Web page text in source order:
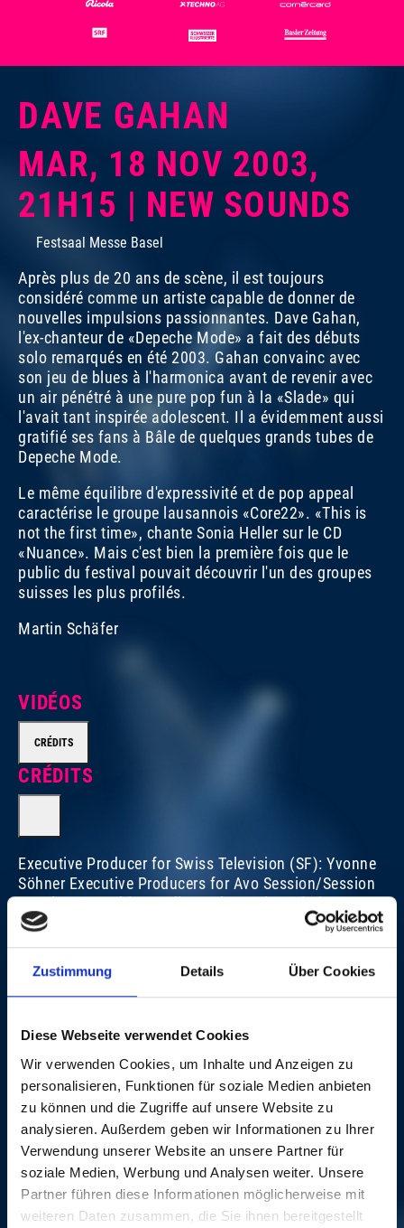
Zustimmung Details Über Cookies
Diese Webseite verwendet Cookies
Wir verwenden Cookies, um Inhalte und Anzeigen zu
personalisieren, Funktionen für soziale Medien anbieten
zu können und die Zugriffe auf unsere Website zu
analysieren. Außerdem geben wir Informationen zu Ihrer
Verwendung unserer Website an unsere Partner für
soziale Medien, Werbung und Analysen weiter. Unsere
Partner führen diese Informationen möglicherweise mit
weiteren Daten zusammen, die Sie ihnen bereitgestellt
DAVE GAHAN
MAR, 18 NOV 2003,
21H15 | NEW SOUNDS
Festsaal Messe Basel
Après plus de 20 ans de scène, il est toujours
considéré comme un artiste capable de donner de
nouvelles impulsions passionnantes. Dave Gahan,
l'ex-chanteur de «Depeche Mode» a fait des débuts
solo remarqués en été 2003. Gahan convainc avec
son jeu de blues à l'harmonica avant de revenir avec
un air pénétré à une pure pop fun à la «Slade» qui
l'avait tant inspirée adolescent. Il a évidemment aussi
gratifié ses fans à Bâle de quelques grands tubes de
Depeche Mode.
Le même équilibre d'expressivité et de pop appeal
caractérise le groupe lausannois «Core22». «This is
not the first time», chante Sonia Heller sur le CD
«Nuance». Mais c'est bien la première fois que le
public du festival pouvait découvrir l'un des groupes
suisses les plus profilés.
Martin Schäfer
VIDÉOS
CRÉDITS
CRÉDITS
Executive Producer for Swiss Television (SF): Yvonne
Söhner Executive Producers for Avo Session/Session
Basel AG: Matthias Müller and Beatrice Stirnimann
Director: Roli Bärlocher, BBM Productions, Wallbach
(Switzerland) Sound: Ron Kurz, Hard Studios, Zürich
(Switzerland) Live Photos: © Dominik Plüss
PORTRAITS